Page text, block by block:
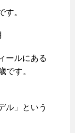
す。
ールにある
です。
ル」という